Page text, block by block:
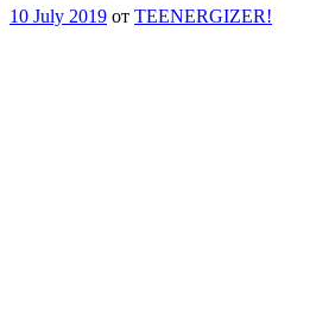
10 July 2019 от TEENERGIZER!